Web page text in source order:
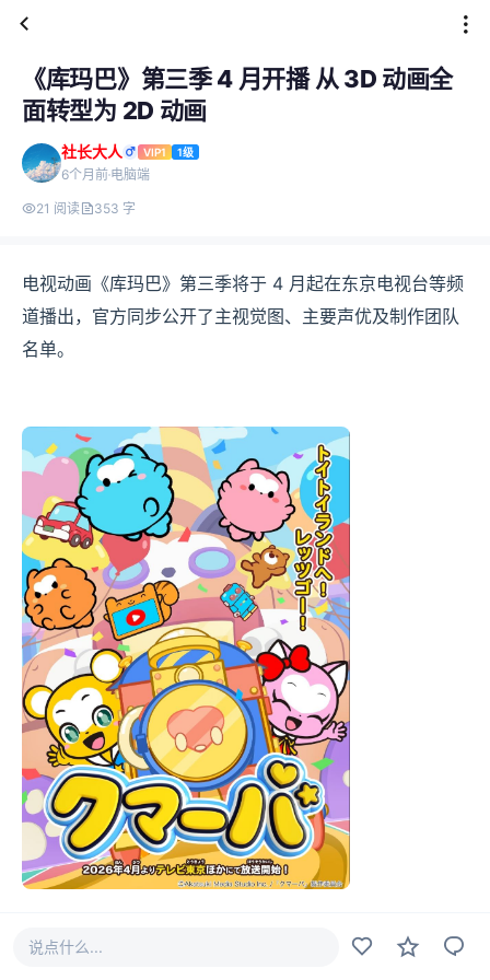
《库玛巴》第三季 4 月开播 从 3D 动画全
面转型为 2D 动画
社长大人 VIP1 1级
6个月前 电脑端
21 阅读 353 字
电视动画《库玛巴》第三季将于 4 月起在东京电视台等频
道播出，官方同步公开了主视觉图、主要声优及制作团队
名单。
改编自 YouTube库玛巴频道的动画《库玛巴》，此前一直
说点什么...